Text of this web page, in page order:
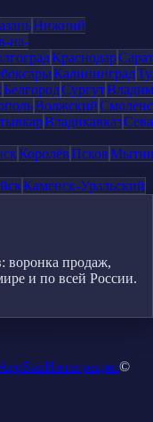
Нижний
на-
Краснодар
Калининград
БелгородСургут
Волжский
Владикавказ
КоролёвПсков
Каменск-Уральский
воронка продаж,
и по всей России.
Интеграции©